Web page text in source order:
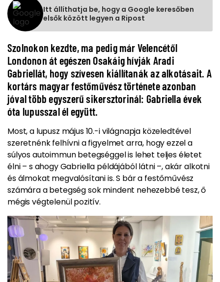
Itt állíthatja be, hogy a Google keresőben
elsők között legyen a Ripost
Szolnokon kezdte, ma pedig már Velencétől
Londonon át egészen Osakáig hívják Aradi
Gabriellát, hogy szívesen kiállítanák az alkotásait. A
kortárs magyar festőművész története azonban
jóval több egyszerű sikersztorinál: Gabriella évek
óta lupusszal él együtt.
Most, a lupusz május 10.-i világnapja közeledtével
szeretnénk felhívni a figyelmet arra, hogy ezzel a
súlyos autoimmun betegséggel is lehet teljes életet
élni – s ahogy Gabriella példájából látni –, akár alkotni
és álmokat megvalósítani is. S bár a festőművész
számára a betegség sok mindent nehezebbé tesz, ő
mégis végtelenül pozitív.